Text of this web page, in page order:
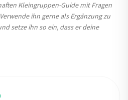
Kleingruppen-Guide mit Fragen
ihn gerne als Ergänzung zu
setze ihn so ein, dass er deine